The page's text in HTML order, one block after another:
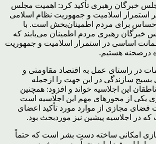
خبرگان رهبری تأکید کرد: اهمیت مجلس
استمرار اسلامیت و جمهوریت نظام اسلامی
حساس برای مردم اطمینان‌بخش است. با
رهبری مردم اطمینان می‌یابند که
اساسی در استمرار اسلامیت و جمهوریت
درصحنه هستیم.
در راستای عمل به اقتصاد مقاومتی و
بسیج سازندگی در این جهت را ازجمله
این اجلاسیه خواند و افزود: همچنین
از محورهای مهم این اجلاسیه است
فضای مجازی از موارد مورد تأکید اعضای
در اجلاسیه پیشین نیز موردبحث بود.
امکانی ساخته دست بشر است که حتماً